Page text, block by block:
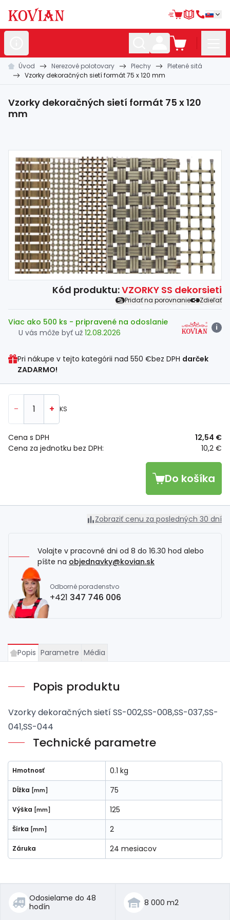
Nerezovépolotovary
Kovanépolotovary
Bránovésystémy
Automatizácia
Dom, dielňa,záhrada
Hutníckymateriál
Spojovacímateriál
Zľava
Úvod Nerezové polotovary Plechy
Pletené sitá
Vzorky dekoračných sietí formát 75 x 120 mm
Vzorky dekoračných sietí formát 75 x 120
mm
Kód produktu:VZORKY SS dekorsieti
Pridať na porovnanie Zdieľať
Viac ako 500 ks - pripravené na odoslanie
U vás môže byť už 12.08.2026
i
Pri nákupe v tejto kategórii nad 550 €bez DPH darček
ZADARMO!
- + KS
Cena za jednotku bez DPH: 10,2 €
Cena s DPH 12,54 €
Do košíka
Zobraziť cenu za posledných 30 dní
Volajte v pracovné dni od 8 do 16.30 hod alebo
píšte na objednavky@kovian.sk
Odborné poradenstvo
+421 347 746 006
Popis Parametre Média
Popis produktu
Vzorky dekoračných sietí SS-002,SS-008,SS-037,SS-
041,SS-044
Technické parametre
Hmotnosť 0.1 kg
Dĺžka [mm] 75
Výška [mm] 125
Šírka [mm] 2
Záruka 24 mesiacov
Odosielame do 48
hodín
8 000 m2